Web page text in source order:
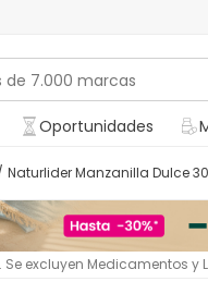
Oportunidades
Naturlider Manzanilla Dulce
excluyen Medicamentos